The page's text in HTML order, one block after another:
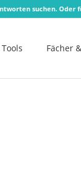
suchen. Oder
Fächer